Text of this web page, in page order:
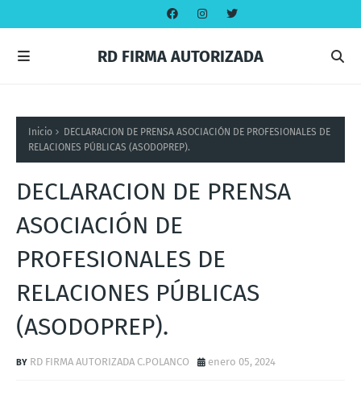
RD FIRMA AUTORIZADA
Inicio
DECLARACION DE PRENSA ASOCIACIÓN DE PROFESIONALES DE
RELACIONES PÚBLICAS (ASODOPREP).
DECLARACION DE PRENSA
ASOCIACIÓN DE
PROFESIONALES DE
RELACIONES PÚBLICAS
(ASODOPREP).
RD FIRMA AUTORIZADA C.POLANCO enero 05, 2024